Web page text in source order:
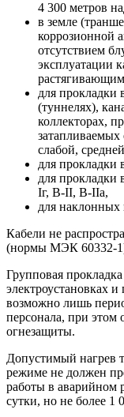
4 300 метров
в земле
коррозионной
отсутствием
эксплуатации
для
(туннелях),
коллекторах,
слабой,
для
для прокладки
Iг, В-II, В-IIа,
для наклонных
Кабели не
(нормы МЭК 60332-
Групповая
электроустановках
возможно лишь
персонала, при этом
огнезащиты.
Допустимый нагрев
режиме не должен
работы в аварийном
сутки, но не более 1